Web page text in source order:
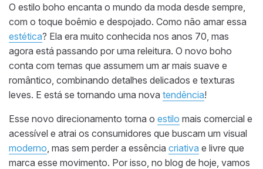
O estilo boho encanta o mundo da moda desde sempre,
com o toque boêmio e despojado. Como não amar essa
estética? Ela era muito conhecida nos anos 70, mas
agora está passando por uma releitura. O novo boho
conta com temas que assumem um ar mais suave e
romântico, combinando detalhes delicados e texturas
leves. E está se tornando uma nova tendência!
Esse novo direcionamento torna o estilo mais comercial e
acessível e atrai os consumidores que buscam um visual
moderno , mas sem perder a essência criativa e livre que
marca esse movimento. Por isso, no blog de hoje, vamos